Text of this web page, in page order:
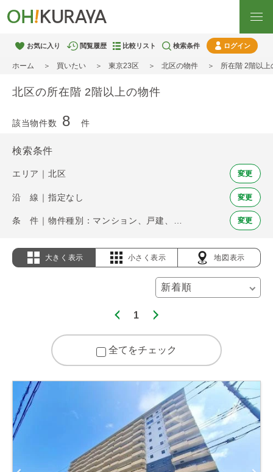
お気に入り 閲覧履歴 比較リスト 検索条件 ログイン
ホーム 買いたい 東京23区 北区の物件 所在階 2階以上
北区の所在階 2階以上の物件
該当物件数 8 件
検索条件
エリア｜北区 変更
沿 線｜指定なし 変更
変更
大きく表示 小さく表示 地図表示
1
全てをチェック